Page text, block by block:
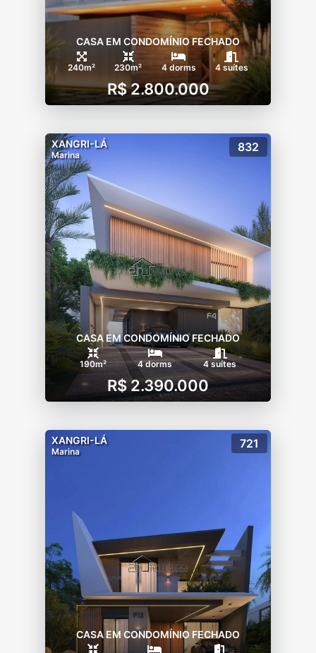
CASA EM CONDOMÍNIO FECHADO
240m² 230m² 4 dorms 4 suítes
R$ 2.800.000
XANGRI-LÁ
Marina
832
CASA EM CONDOMÍNIO FECHADO
190m² 4 dorms 4 suítes
R$ 2.390.000
XANGRI-LÁ
Marina
721
CASA EM CONDOMÍNIO FECHADO